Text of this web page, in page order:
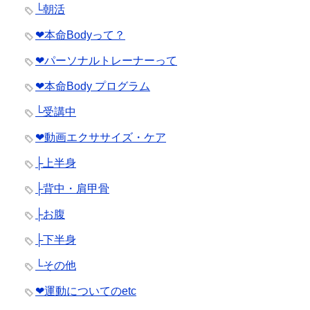
└朝活
❤︎本命Bodyって？
❤︎パーソナルトレーナーって
❤︎本命Body プログラム
└受講中
❤︎動画エクササイズ・ケア
├上半身
├背中・肩甲骨
├お腹
├下半身
└その他
❤︎運動についてのetc